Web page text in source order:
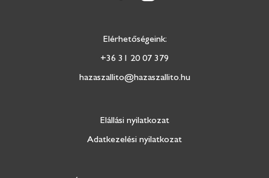
Elérhetőségeink:
+36 31 20 07 379
hazaszallito@hazaszallito.hu
Elállási nyilatkozat
Adatkezelési nyilatkozat